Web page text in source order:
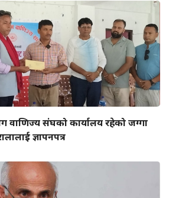
वाणिज्य संघको कार्यालय रहेको जग्गा
ज्ञापनपत्र